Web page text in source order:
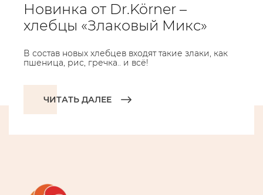
Новинка от Dr.Körner –
хлебцы «Злаковый Микс»
В состав новых хлебцев входят такие злаки, как
пшеница, рис, гречка.. и всё!
ЧИТАТЬ ДАЛЕЕ